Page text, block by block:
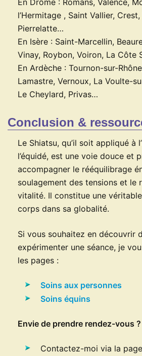
En Drôme : Romans, Valence,
l’Hermitage , Saint Vallier,
Pierrelatte…
En Isère : Saint-Marcellin,
Vinay, Roybon, Voiron, La Côte
En Ardèche : Tournon-sur-
Lamastre, Vernoux, La Voulte-
Le Cheylard, Privas…
Conclusion &
Le Shiatsu, qu’il soit appliqué à
l’équidé, est une voie douce et
accompagner le rééquilibrage
soulagement des tensions et le
vitalité. Il constitue une
corps dans sa globalité.
Si vous souhaitez en découvrir
expérimenter une séance, je
les pages :
Soins aux personnes
Soins équins
Envie de prendre rendez-vous ?
Contactez-moi via la page